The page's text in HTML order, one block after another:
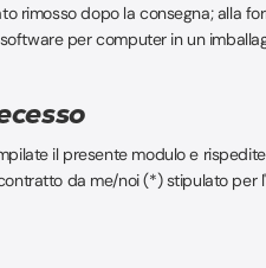
rimosso dopo la consegna; alla
per computer in un
il presente modulo e
da me/noi (*) stipulato